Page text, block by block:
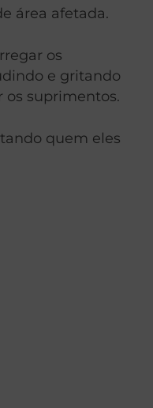
área afetada.
os
e gritando
os suprimentos.
quem eles